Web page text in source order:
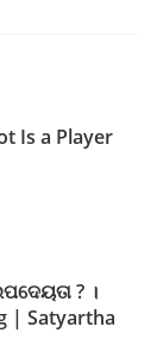
Is a Player
? ।
| Satyartha